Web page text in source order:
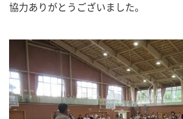
協力ありがとうございました。